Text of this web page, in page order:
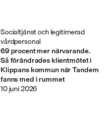
69 procent mer närvarande.
Så förändrades klientmötet i
Klippans kommun när Tandem
fanns med i rummet
Socialtjänst och legitimerad
vårdpersonal
10 juni 2026